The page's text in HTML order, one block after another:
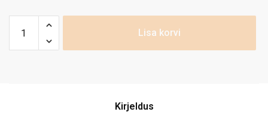
Lisa korvi
Kirjeldus